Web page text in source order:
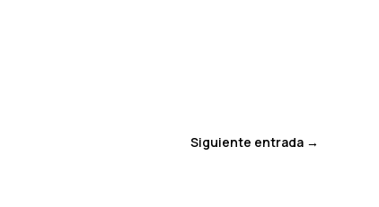
Siguiente entrada→